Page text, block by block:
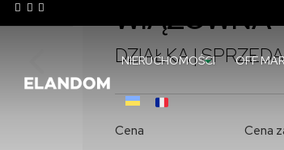
NIERUCHOMOŚCI OFF
WIĄZOWNA
DZIAŁKA |
Cena Cena